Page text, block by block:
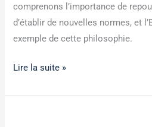
comprenons l’importance de
d’établir de nouvelles normes, et
exemple de cette philosophie.
Lire la suite »